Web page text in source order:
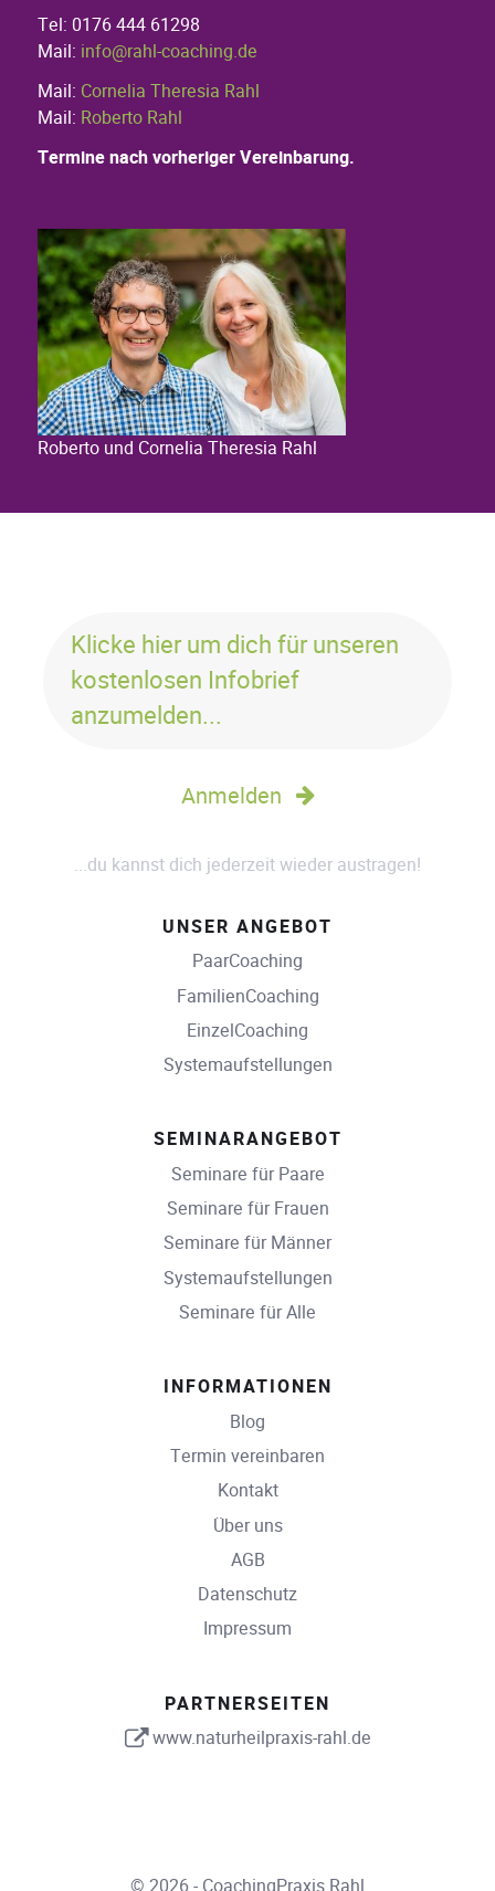
Tel: 0176 444 61298
Mail: info@rahl-coaching.de
Mail: Cornelia Theresia Rahl
Mail: Roberto Rahl
Termine nach vorheriger Vereinbarung.
Roberto und Cornelia Theresia Rahl
Klicke hier um dich für unseren
kostenlosen Infobrief
anzumelden...
Anmelden
...du kannst dich jederzeit wieder austragen!
UNSER ANGEBOT
PaarCoaching
FamilienCoaching
EinzelCoaching
Systemaufstellungen
SEMINARANGEBOT
Seminare für Paare
Seminare für Frauen
Seminare für Männer
Systemaufstellungen
Seminare für Alle
INFORMATIONEN
Blog
Termin vereinbaren
Kontakt
Über uns
AGB
Datenschutz
Impressum
PARTNERSEITEN
www.naturheilpraxis-rahl.de
© 2026 - CoachingPraxis Rahl